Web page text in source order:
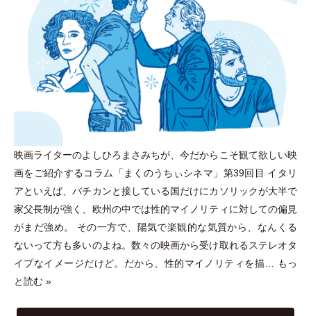
映画ライターのよしひろまさみちが、今だからこそ観て欲しい映
画をご紹介するコラム 「 まくのうちぃシネマ 」 第39回目 イタリ
アといえば、バチカンと接している国だけにカソリックが大半で
家父長制が強く、欧州の中では性的マイノリティに対しての偏見
がまだ強め。 その一方で、陽気で楽観的な気質から、なんくる
ないって方も多いのよね。数々の映画から受け取れるステレオタ
イプなイメージだけど。だから、性的マイノリティを描…
もっ
と読む »